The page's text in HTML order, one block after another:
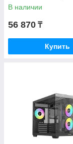
В наличии
56 870 ₸
Купить